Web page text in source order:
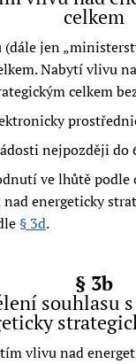
celkem
(dále jen
Nabytí vlivu
celkem
nejpozději do
ve lhůtě
energeticky
§ 3d.
§ 3b
souhlasu
vlivu nad